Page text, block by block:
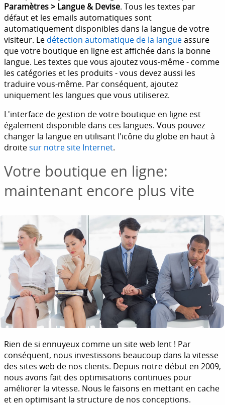
Paramètres > Langue & Devise. Tous les textes par
défaut et les emails automatiques sont
automatiquement disponibles dans la langue de votre
visiteur. Le détection automatique de la langueassure
que votre boutique en ligne est affichée dans la bonne
langue. Les textes que vous ajoutez vous-même - comme
les catégories et les produits - vous devez aussi les
traduire vous-même. Par conséquent, ajoutez
uniquement les langues que vous utiliserez.
L'interface de gestion de votre boutique en ligne est
également disponible dans ces langues. Vous pouvez
changer la langue en utilisant l'icône du globe en haut à
droitesur notre site Internet.
Votre boutique en ligne:
maintenant encore plus vite
Rien de si ennuyeux comme un site web lent ! Par
conséquent, nous investissons beaucoup dans la vitesse
des sites web de nos clients. Depuis notre début en 2009,
nous avons fait des optimisations continues pour
améliorer la vitesse. Nous le faisons en mettant en cache
et en optimisant la structure de nos conceptions.